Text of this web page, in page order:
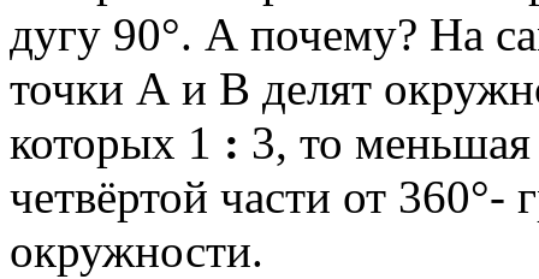
дугу 90°. А почему? На
точки А и В делят
которых 1 : 3, то
четвёртой части от 360°-
окружности.